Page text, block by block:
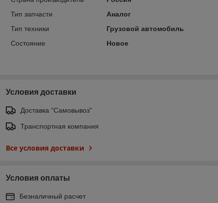
Тип запчасти
Аналог
Тип техники
Грузовой автомобиль
Состояние
Новое
Условия доставки
Доставка "Самовывоз"
Транспортная компания
Все условия доставки
Условия оплаты
Безналичный расчет